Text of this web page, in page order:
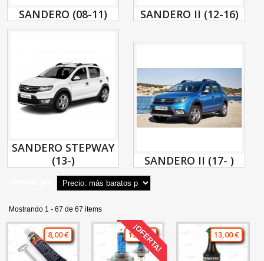
SANDERO (08-11) SANDERO II (12-16)
SANDERO STEPWAY
(13-)
SANDERO II (17- )
Mostrando 1 - 67 de 67 items
8,00 € ¡OFERTA!
12,00 € 13,00 €